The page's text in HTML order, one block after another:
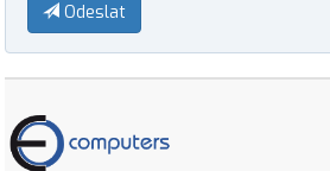
Odeslat